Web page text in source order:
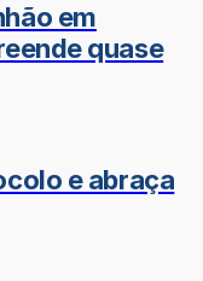
em
quase
e abraça